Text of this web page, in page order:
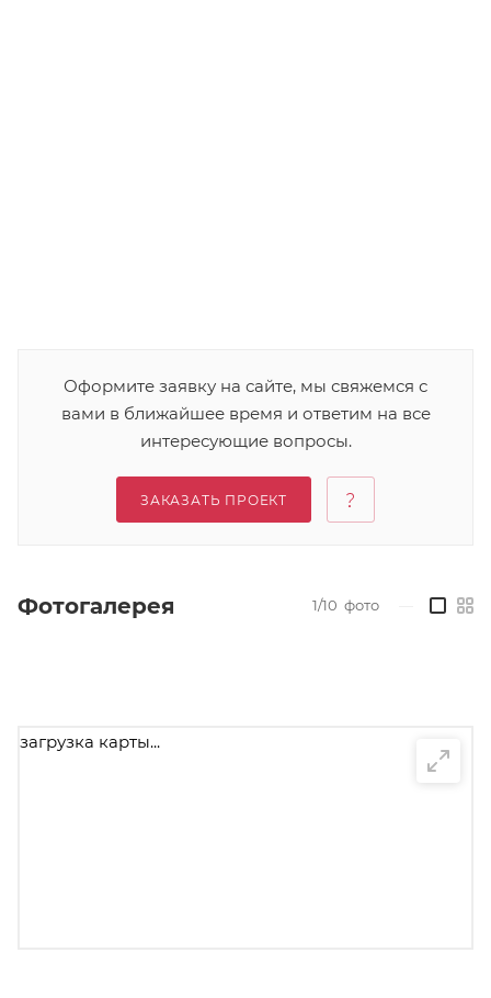
Оформите заявку на сайте, мы свяжемся с
вами в ближайшее время и ответим на все
интересующие вопросы.
ЗАКАЗАТЬ ПРОЕКТ
Фотогалерея 1/10 фото
загрузка карты...